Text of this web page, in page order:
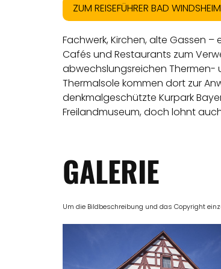
ZUM REISEFÜHRER BAD WINDSHEIM
Fachwerk, Kirchen, alte Gassen
Cafés und Restaurants zum
abwechslungsreichen Thermen-
Thermalsole kommen dort zur
denkmalgeschützte Kurpark
Freilandmuseum, doch lohnt
GALERIE
Um die Bildbeschreibung und das Copyright